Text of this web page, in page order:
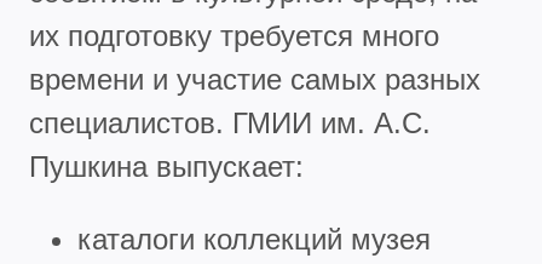
их подготовку требуется много
времени и участие самых разных
специалистов. ГМИИ им. А.С.
Пушкина выпускает:
каталоги коллекций музея